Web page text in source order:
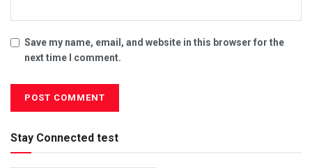
Save my name, email, and website in this browser for the
next time I comment.
Stay Connected test